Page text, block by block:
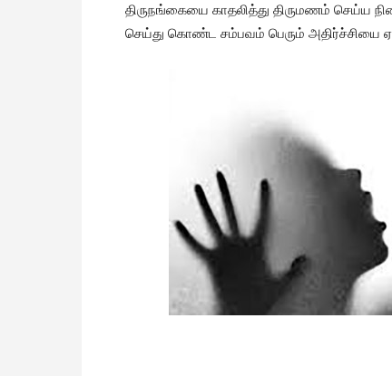
திருநங்கையை காதலித்து திருமணம் செய்ய
செய்து கொண்ட சம்பவம் பெரும் அதிர்ச்சியை